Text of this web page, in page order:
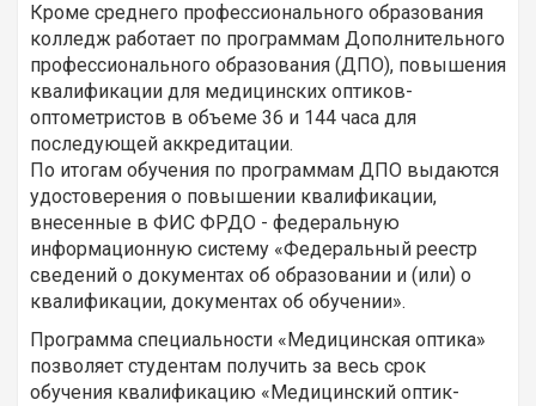
Кроме среднего профессионального образования
колледж работает по программам Дополнительного
профессионального образования (ДПО), повышения
квалификации для медицинских оптиков-
оптометристов в объеме 36 и 144 часа для
последующей аккредитации.
По итогам обучения по программам ДПО выдаются
удостоверения о повышении квалификации,
внесенные в ФИС ФРДО - федеральную
информационную систему «Федеральный реестр
сведений о документах об образовании и (или) о
квалификации, документах об обучении».
Программа специальности «Медицинская оптика»
позволяет студентам получить за весь срок
обучения квалификацию «Медицинский оптик-